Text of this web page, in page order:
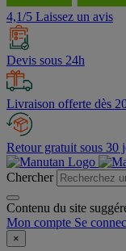
4,1/5 Laissez un avis
Devis sous 24h
Livraison offerte dès
Retour gratuit sous 30
Chercher
Contenu du site
Mon compte Se
×